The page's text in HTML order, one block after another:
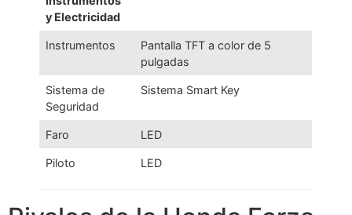
y Electricidad
Instrumentos
Pantalla TFT a color de 5
pulgadas
Sistema de
Seguridad
Sistema Smart Key
Faro LED
Piloto LED